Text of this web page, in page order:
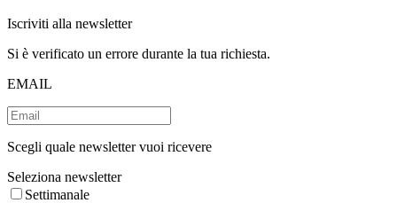
Iscriviti alla newsletter
Si è verificato un errore durante la tua richiesta.
EMAIL
Scegli quale newsletter vuoi ricevere
Seleziona newsletter
Settimanale